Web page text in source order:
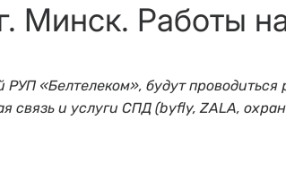
Минск. Работы
РУП «Белтелеком», будут
связь и услуги СПД (byfly, ZALA,